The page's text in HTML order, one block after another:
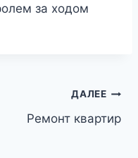
за ходом
ДАЛЕЕ
Ремонт квартир